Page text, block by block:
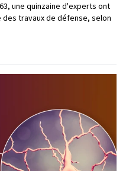
une quinzaine d'experts ont
travaux de défense, selon